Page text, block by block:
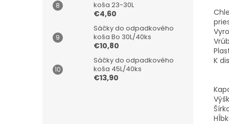
koša 23-30L
€4,60
Sáčky do odpadkového
koša Bo 30L/40ks
€10,80
Sáčky do odpadkového
koša 45L/40ks
€13,90
K